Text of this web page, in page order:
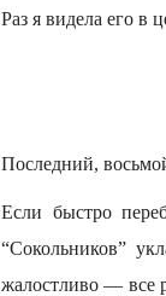
Раз я видела его в
Последний,
Если быстро
“Сокольников”
жалостливо — все